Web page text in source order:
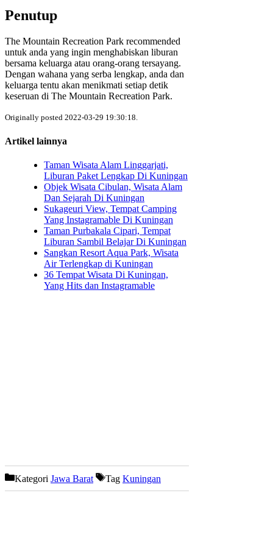
Penutup
The Mountain Recreation Park recommended
untuk anda yang ingin menghabiskan liburan
bersama keluarga atau orang-orang tersayang.
Dengan wahana yang serba lengkap, anda dan
keluarga tentu akan menikmati setiap detik
keseruan di The Mountain Recreation Park.
Originally posted 2022-03-29 19:30:18.
Artikel lainnya
Taman Wisata Alam Linggarjati,
Liburan Paket Lengkap Di Kuningan
Objek Wisata Cibulan, Wisata Alam
Dan Sejarah Di Kuningan
Sukageuri View, Tempat Camping
Yang Instagramable Di Kuningan
Taman Purbakala Cipari, Tempat
Liburan Sambil Belajar Di Kuningan
Sangkan Resort Aqua Park, Wisata
Air Terlengkap di Kuningan
36 Tempat Wisata Di Kuningan,
Yang Hits dan Instagramable
Kategori Jawa Barat Tag Kuningan